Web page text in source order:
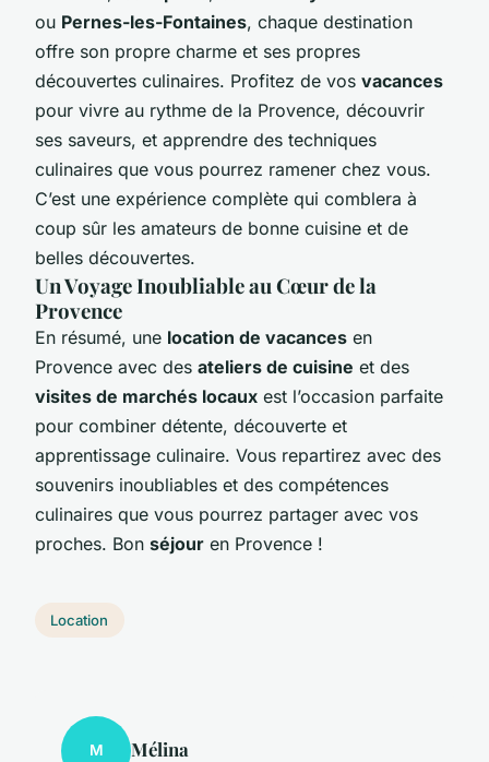
ou Pernes-les-Fontaines, chaque destination
offre son propre charme et ses propres
découvertes culinaires. Profitez de vos vacances
pour vivre au rythme de la Provence, découvrir
ses saveurs, et apprendre des techniques
culinaires que vous pourrez ramener chez vous.
C’est une expérience complète qui comblera à
coup sûr les amateurs de bonne cuisine et de
belles découvertes.
Un Voyage Inoubliable au Cœur de la
Provence
En résumé, une location de vacances en
Provence avec des ateliers de cuisine et des
visites de marchés locaux est l’occasion parfaite
pour combiner détente, découverte et
apprentissage culinaire. Vous repartirez avec des
souvenirs inoubliables et des compétences
culinaires que vous pourrez partager avec vos
proches. Bon séjour en Provence !
Location
M Mélina